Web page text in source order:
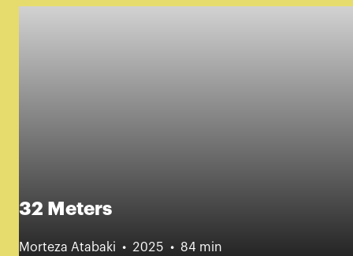
32 Meters
Morteza Atabaki 2025 84 min